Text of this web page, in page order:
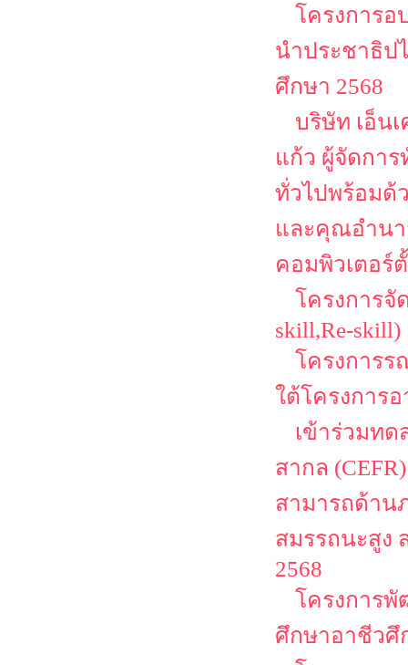
โครงการ
นำประชาธิป
ศึกษา 2568
บริษัท เอ็น
แก้ว ผู้จัดกา
ทั่วไปพร้อมด้
และคุณอำนา
คอมพิวเตอร์
โครงการจั
skill,Re-skill)
โครงการ
ใต้โครงการ
เข้าร่วมท
สากล
สามารถด้าน
สมรรถนะสูง
2568
โครงการพั
ศึกษาอาชีวศึ